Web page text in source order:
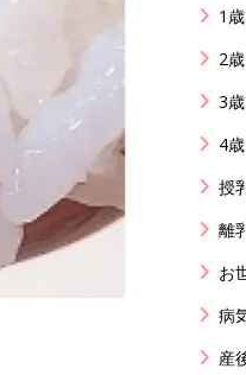
1歳
2歳
3歳
4
授
離
お
病
産